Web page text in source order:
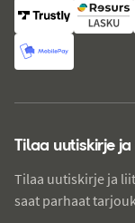
Tilaa uutiskirje
Tilaa uutiskirje ja
saat parhaat